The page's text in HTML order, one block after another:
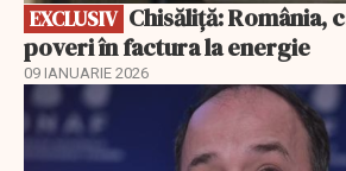
EXCLUSIV
poveri în factura la energie
09 IANUARIE 2026